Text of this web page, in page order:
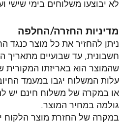
לא יבוצעו משלוחים בימי שישי
מדיניות החזרה/החלפה
ניתן להחזיר את כל מוצר כנגד
חשבונית, עד שבועיים מתאריך
שהמוצר הוא באריזתו
עלות המשלוח יגבו במעמד
או במקרה של משלוח חינם יש
גולמה במחיר המוצר.
במקרה של החזרת מוצר הלקוח